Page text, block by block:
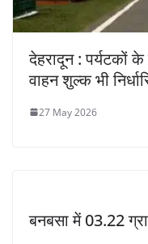
देहरादून : पर्यटकों
वाहन शुल्क भी
27 May 2026
बनबसा में 03.22